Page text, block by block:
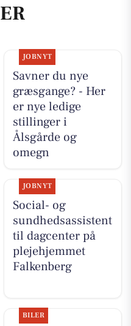
JOBNYT
Savner du nye
græsgange? - Her
er nye ledige
stillinger i
Ålsgårde og
omegn
JOBNYT
Social- og
sundhedsassistent
til dagcenter på
plejehjemmet
Falkenberg
BILER